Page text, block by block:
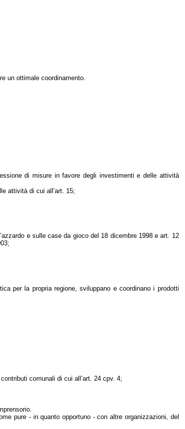
un ottimale coordinamento.
di misure in favore degli investimenti e delle attività
attività di cui all’art. 15;
e sulle case da gioco del 18 dicembre 1998 e art. 12
per la propria regione, sviluppano e coordinano i prodotti
comunali di cui all’art. 24 cpv. 4;
pure - in quanto opportuno - con altre organizzazioni, del